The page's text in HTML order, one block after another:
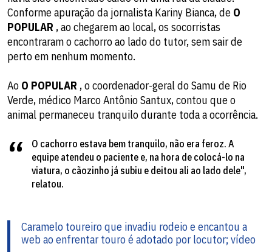
Conforme apuração da jornalista Kariny Bianca, de O
POPULAR , ao chegarem ao local, os socorristas
encontraram o cachorro ao lado do tutor, sem sair de
perto em nenhum momento.
Ao O POPULAR , o coordenador-geral do Samu de Rio
Verde, médico Marco Antônio Santux, contou que o
animal permaneceu tranquilo durante toda a ocorrência.
O cachorro estava bem tranquilo, não era feroz. A
equipe atendeu o paciente e, na hora de colocá-lo na
viatura, o cãozinho já subiu e deitou ali ao lado dele",
relatou.
Caramelo toureiro que invadiu rodeio e encantou a
web ao enfrentar touro é adotado por locutor; vídeo